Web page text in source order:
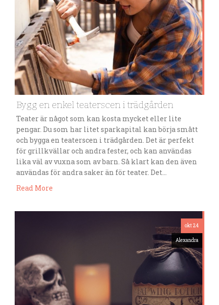
Bygg en enkel teaterscen i trädgården
Teater är något som kan kosta mycket eller lite
pengar. Du som har litet sparkapital kan börja smått
och bygga en teaterscen i trädgården. Det är perfekt
för grillkvällar och andra fester, och kan användas
lika väl av vuxna som av barn. Så klart kan den även
användas för andra saker än för teater. Det…
Read More
okt 24
Alexandra